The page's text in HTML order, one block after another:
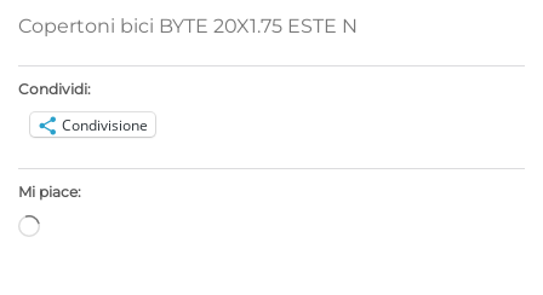
Copertoni bici BYTE 20X1.75 ESTE N
Condividi:
Condivisione
Mi piace:
Caricamento